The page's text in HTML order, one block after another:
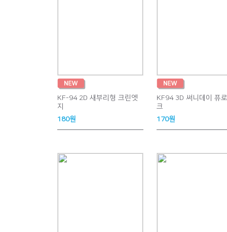
KF-94 2D 새부리형 크린엣
지
180원
KF94 3D 써니데이 퓨
크
170원